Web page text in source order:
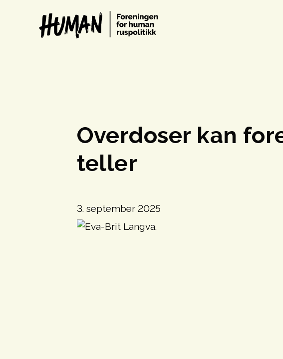
Overdoser kan
teller
3. september 2025